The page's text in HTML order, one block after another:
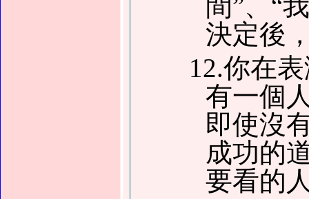
間”、“
決定後
12.你在
有一個
即使沒
成功的
要看的